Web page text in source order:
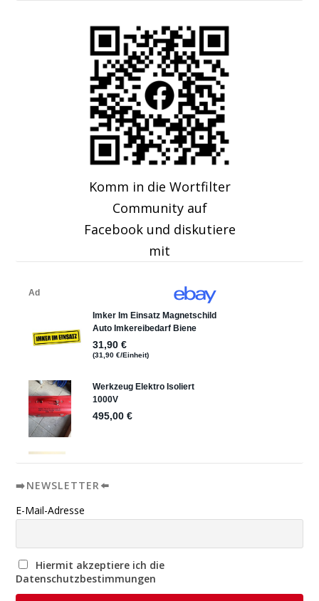
Komm in die Wortfilter
Community auf
Facebook und diskutiere
mit
➡️NEWSLETTER⬅️
E-Mail-Adresse
Hiermit akzeptiere ich die
Datenschutzbestimmungen